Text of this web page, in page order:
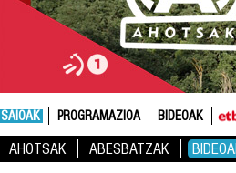
SAIOAK PROGRAMAZIOA BIDEOAK
AHOTSAK ABESBATZAK